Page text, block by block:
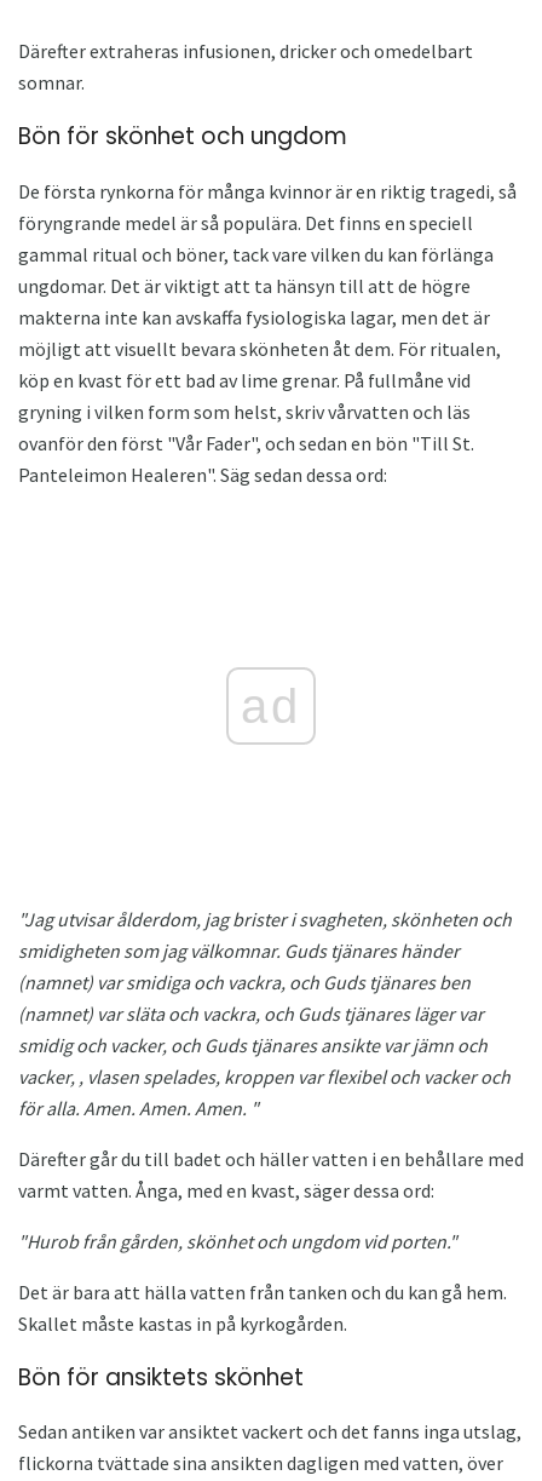
Därefter extraheras infusionen, dricker och omedelbart
somnar.
Bön för skönhet och ungdom
De första rynkorna för många kvinnor är en riktig tragedi, så
föryngrande medel är så populära. Det finns en speciell
gammal ritual och böner, tack vare vilken du kan förlänga
ungdomar. Det är viktigt att ta hänsyn till att de högre
makterna inte kan avskaffa fysiologiska lagar, men det är
möjligt att visuellt bevara skönheten åt dem. För ritualen,
köp en kvast för ett bad av lime grenar. På fullmåne vid
gryning i vilken form som helst, skriv vårvatten och läs
ovanför den först "Vår Fader", och sedan en bön "Till St.
Panteleimon Healeren". Säg sedan dessa ord:
ad
"Jag utvisar ålderdom, jag brister i svagheten, skönheten och
smidigheten som jag välkomnar. Guds tjänares händer
(namnet) var smidiga och vackra, och Guds tjänares ben
(namnet) var släta och vackra, och Guds tjänares läger var
smidig och vacker, och Guds tjänares ansikte var jämn och
vacker, , vlasen spelades, kroppen var flexibel och vacker och
för alla. Amen. Amen. Amen. "
Därefter går du till badet och häller vatten i en behållare med
varmt vatten. Ånga, med en kvast, säger dessa ord:
"Hurob från gården, skönhet och ungdom vid porten."
Det är bara att hälla vatten från tanken och du kan gå hem.
Skallet måste kastas in på kyrkogården.
Bön för ansiktets skönhet
Sedan antiken var ansiktet vackert och det fanns inga utslag,
flickorna tvättade sina ansikten dagligen med vatten, över